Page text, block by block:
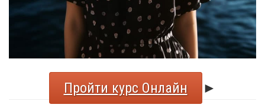
Пройти курс Онлайн
►